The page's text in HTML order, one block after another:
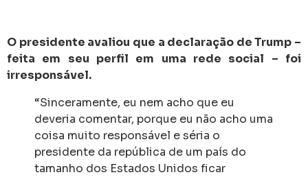
O presidente avaliou que a declaração de Trump –
feita em seu perfil em uma rede social – foi
irresponsável.
“Sinceramente, eu nem acho que eu
deveria comentar, porque eu não acho uma
coisa muito responsável e séria o
presidente da república de um país do
tamanho dos Estados Unidos ficar